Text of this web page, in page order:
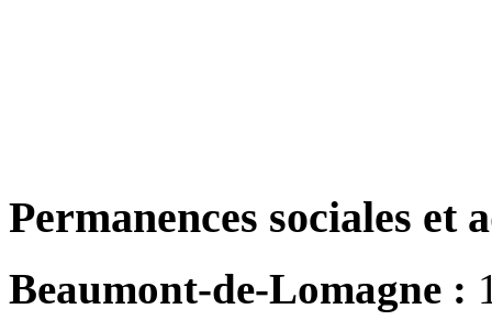
Permanences sociales
Beaumont-de-Lomagne :